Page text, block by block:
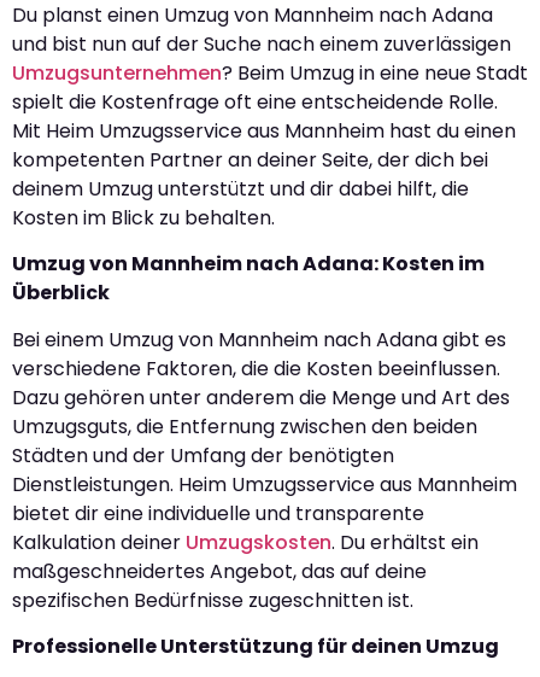
Du planst einen Umzug von Mannheim nach Adana
und bist nun auf der Suche nach einem zuverlässigen
Umzugsunternehmen? Beim Umzug in eine neue Stadt
spielt die Kostenfrage oft eine entscheidende Rolle.
Mit Heim Umzugsservice aus Mannheim hast du einen
kompetenten Partner an deiner Seite, der dich bei
deinem Umzug unterstützt und dir dabei hilft, die
Kosten im Blick zu behalten.
Umzug von Mannheim nach Adana: Kosten im
Überblick
Bei einem Umzug von Mannheim nach Adana gibt es
verschiedene Faktoren, die die Kosten beeinflussen.
Dazu gehören unter anderem die Menge und Art des
Umzugsguts, die Entfernung zwischen den beiden
Städten und der Umfang der benötigten
Dienstleistungen. Heim Umzugsservice aus Mannheim
bietet dir eine individuelle und transparente
Kalkulation deiner Umzugskosten. Du erhältst ein
maßgeschneidertes Angebot, das auf deine
spezifischen Bedürfnisse zugeschnitten ist.
Professionelle Unterstützung für deinen Umzug